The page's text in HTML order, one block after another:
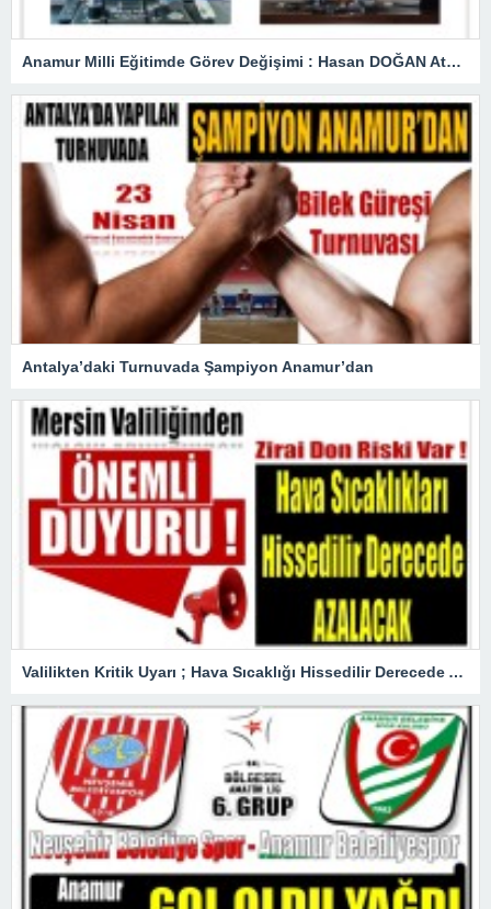
Anamur Milli Eğitimde Görev Değişimi : Hasan DOĞAN Atandı
Antalya’daki Turnuvada Şampiyon Anamur’dan
Valilikten Kritik Uyarı ; Hava Sıcaklığı Hissedilir Derecede Azalacak!